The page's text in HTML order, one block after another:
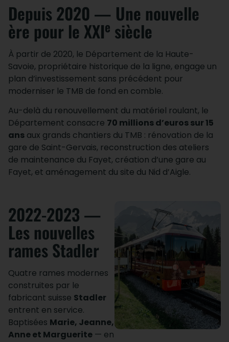
Depuis 2020 — Une nouvelle
ère pour le XXIe siècle
À partir de 2020, le Département de la Haute-
Savoie, propriétaire historique de la ligne, engage un
plan d’investissement sans précédent pour
moderniser le TMB de fond en comble.
Au-delà du renouvellement du matériel roulant, le
Département consacre 70 millions d’euros sur 15
ans aux grands chantiers du TMB : rénovation de la
gare de Saint-Gervais, reconstruction des ateliers
de maintenance du Fayet, création d’une gare au
Fayet, et aménagement du site du Nid d’Aigle.
2022-2023 —
Les nouvelles
rames Stadler
Quatre rames modernes
construites par le
fabricant suisse Stadler
entrent en service.
Baptisées Marie, Jeanne,
Anne et Marguerite — en